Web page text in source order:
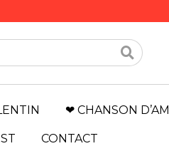
❤ CHANSON
CONTACT